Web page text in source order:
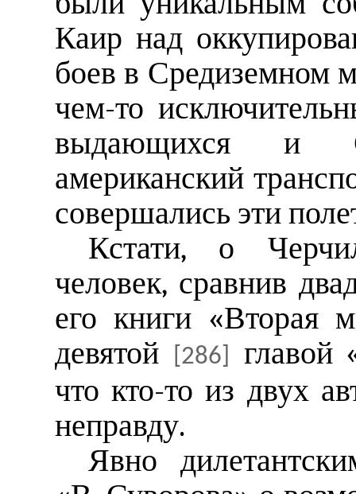
Каир над
боев в Средиземном
чем-то
выдающихся и
американский
совершались эти
Кстати, о
человек, сравнив
его книги «Вторая
девятой
[286]
главой
что кто-то из двух
неправду.
Явно